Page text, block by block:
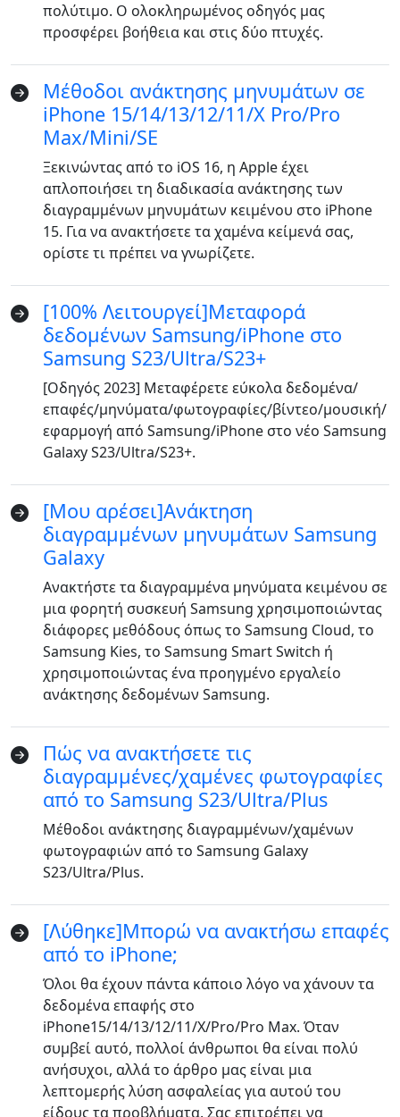
πολύτιμο. Ο ολοκληρωμένος οδηγός μας
προσφέρει βοήθεια και στις δύο πτυχές.
Μέθοδοι ανάκτησης μηνυμάτων σε
iPhone 15/14/13/12/11/X Pro/Pro
Max/Mini/SE
Ξεκινώντας από το iOS 16, η Apple έχει
απλοποιήσει τη διαδικασία ανάκτησης των
διαγραμμένων μηνυμάτων κειμένου στο iPhone
15. Για να ανακτήσετε τα χαμένα κείμενά σας,
ορίστε τι πρέπει να γνωρίζετε.
[100% Λειτουργεί]Μεταφορά
δεδομένων Samsung/iPhone στο
Samsung S23/Ultra/S23+
[Οδηγός 2023] Μεταφέρετε εύκολα δεδομένα/
επαφές/μηνύματα/φωτογραφίες/βίντεο/μουσική/
εφαρμογή από Samsung/iPhone στο νέο Samsung
Galaxy S23/Ultra/S23+.
[Μου αρέσει]Ανάκτηση
διαγραμμένων μηνυμάτων Samsung
Galaxy
Ανακτήστε τα διαγραμμένα μηνύματα κειμένου σε
μια φορητή συσκευή Samsung χρησιμοποιώντας
διάφορες μεθόδους όπως το Samsung Cloud, το
Samsung Kies, το Samsung Smart Switch ή
χρησιμοποιώντας ένα προηγμένο εργαλείο
ανάκτησης δεδομένων Samsung.
Πώς να ανακτήσετε τις
διαγραμμένες/χαμένες φωτογραφίες
από το Samsung S23/Ultra/Plus
Μέθοδοι ανάκτησης διαγραμμένων/χαμένων
φωτογραφιών από το Samsung Galaxy
S23/Ultra/Plus.
[Λύθηκε]Μπορώ να ανακτήσω επαφές
από το iPhone;
Όλοι θα έχουν πάντα κάποιο λόγο να χάνουν τα
δεδομένα επαφής στο
iPhone15/14/13/12/11/X/Pro/Pro Max. Όταν
συμβεί αυτό, πολλοί άνθρωποι θα είναι πολύ
ανήσυχοι, αλλά το άρθρο μας είναι μια
λεπτομερής λύση ασφαλείας για αυτού του
είδους τα προβλήματα. Σας επιτρέπει να
Language Switch
English Nederlands
Tiếng Việt
日本
Español
Deutsche
Norsk
Suomalainen
Svenska
Dansk
Ελληνικά
Türk
русский
हिंदी
தமிழ்
Română
Polskie
қазақ
Gaeilge